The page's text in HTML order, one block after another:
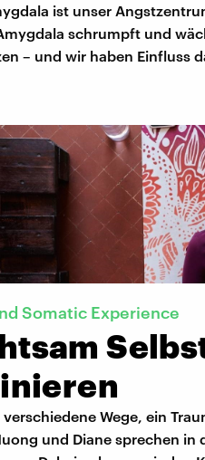
ist unser
schrumpft und
– und wir haben Einfluss
Somatic Experience
verschiedene Wege, ein
und Diane sprechen in